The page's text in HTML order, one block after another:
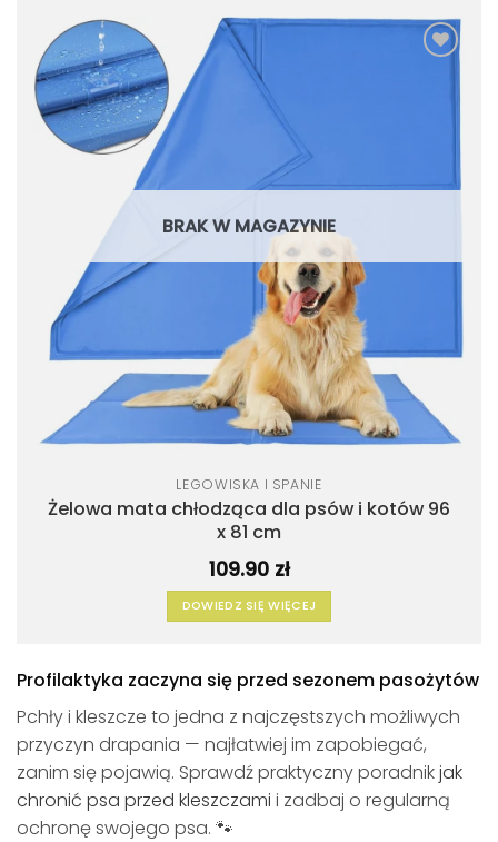
BRAK W MAGAZYNIE
LEGOWISKA I SPANIE
Żelowa mata chłodząca dla psów i kotów 96
x 81 cm
109.90 zł
DOWIEDZ SIĘ WIĘCEJ
Profilaktyka zaczyna się przed sezonem pasożytów
Pchły i kleszcze to jedna z najczęstszych możliwych
przyczyn drapania — najłatwiej im zapobiegać,
zanim się pojawią. Sprawdź praktyczny poradnikjak
chronić psa przed kleszczami i zadbaj o regularną
ochronę swojego psa. 🐾